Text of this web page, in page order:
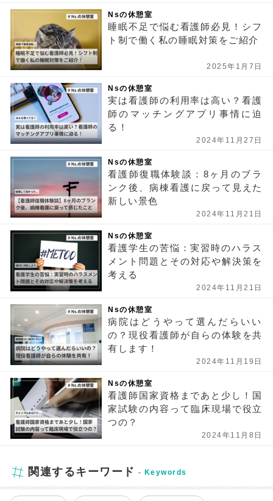
Nsの休憩室
睡眠不足で悩む看護師必見！シフ
ト制で働く私の睡眠対策をご紹介
2025年1月7日
Nsの休憩室
実は看護師の利用率は高い？看護
師のマッチングアプリ事情に迫
る！
2024年11月27日
Nsの休憩室
看護師復職体験談：8ヶ月のブラ
ンク後、病棟看護に戻って見えた
新しい景色
2024年11月21日
Nsの休憩室
看護学生の苦悩：実習時のハラス
メント問題とその対応や解決策を
考える
2024年11月21日
Nsの休憩室
病院はどうやって選んだらいい
の？現役看護師が自らの体験を共
有します！
2024年11月19日
Nsの休憩室
看護師国家資格まであと少し！国
家試験の内容って臨床現場で役立
つの？
2024年11月8日
関連するキーワード